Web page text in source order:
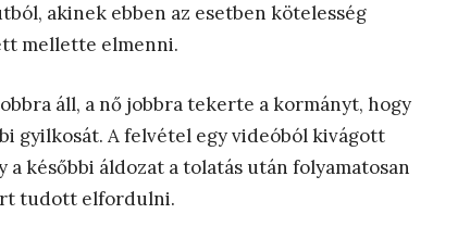
akinek ebben az esetben kötelesség
mellette elmenni.
áll, a nő jobbra tekerte a kormányt, hogy
gyilkosát. A felvétel egy videóból kivágott
későbbi áldozat a tolatás után folyamatosan
tudott elfordulni.